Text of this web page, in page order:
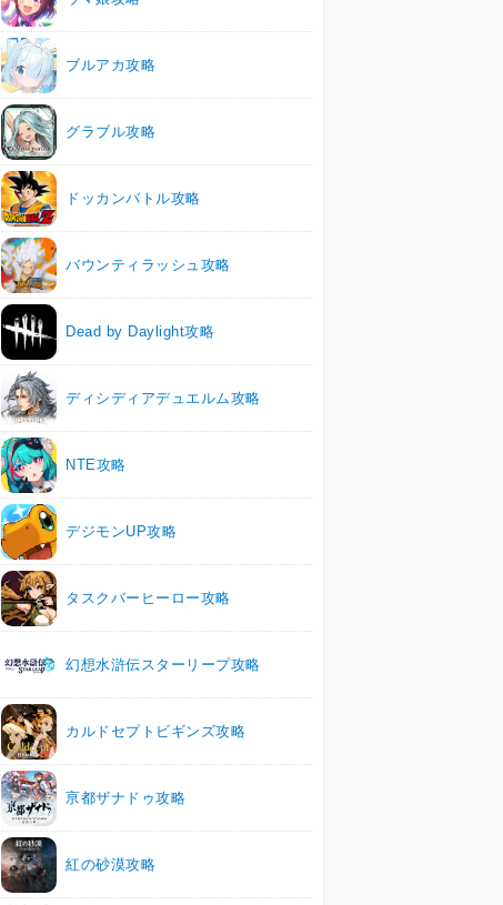
ブルアカ攻略
グラブル攻略
ドッカンバトル攻略
バウンティラッシュ攻略
Dead by Daylight攻略
ディシディアデュエルム攻略
NTE攻略
デジモンUP攻略
タスクバーヒーロー攻略
幻想水滸伝スターリープ攻略
カルドセプトビギンズ攻略
亰都ザナドゥ攻略
紅の砂漠攻略